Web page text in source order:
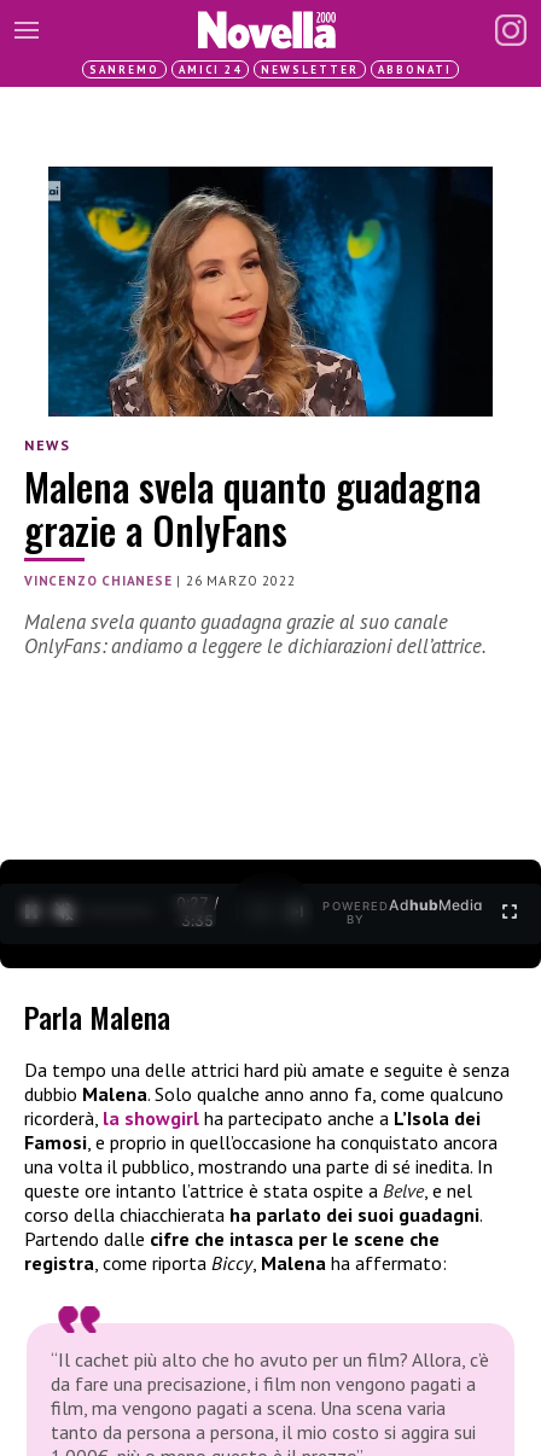
SANREMO AMICI 24 NEWSLETTER ABBONATI
NEWS
Malena svela quanto guadagna
grazie a OnlyFans
VINCENZO CHIANESE |26 MARZO 2022
Malena svela quanto guadagna grazie al suo canale
OnlyFans: andiamo a leggere le dichiarazioni dell’attrice.
0:28 /
3:35
POWERED
BY
AdhubMedia
Parla Malena
Da tempo una delle attrici hard più amate e seguite è senza
dubbio Malena. Solo qualche anno anno fa, come qualcuno
ricorderà, la showgirl ha partecipato anche a L’Isola dei
Famosi, e proprio in quell’occasione ha conquistato ancora
una volta il pubblico, mostrando una parte di sé inedita. In
queste ore intanto l’attrice è stata ospite a Belve, e nel
corso della chiacchierata ha parlato dei suoi guadagni.
Partendo dalle cifre che intasca per le scene che
registra, come riporta Biccy, Malena ha affermato:
“Il cachet più alto che ho avuto per un film? Allora, c’è
da fare una precisazione, i film non vengono pagati a
film, ma vengono pagati a scena. Una scena varia
tanto da persona a persona, il mio costo si aggira sui